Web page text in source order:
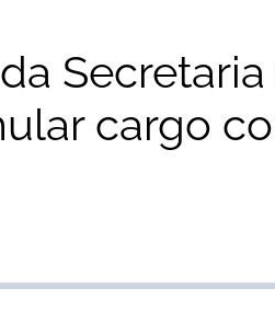
cargo